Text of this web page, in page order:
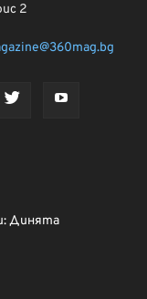
2
Динята